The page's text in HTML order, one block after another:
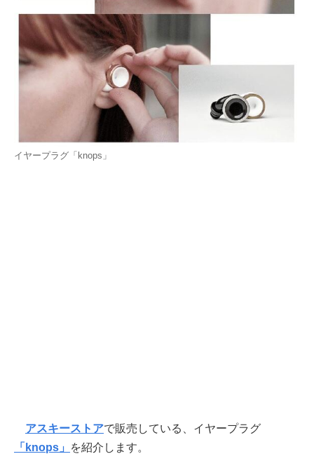
イヤープラグ「knops」
アスキーストアで販売している、イヤープラグ
「knops」
を紹介します。